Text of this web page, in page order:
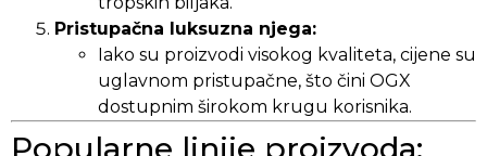
Pristupačna luksuzna njega:
Iako su proizvodi visokog kvaliteta, cijene su
uglavnom pristupačne, što čini OGX
dostupnim širokom krugu korisnika.
Popularne linije proizvoda: